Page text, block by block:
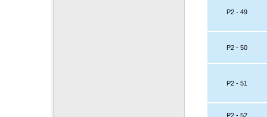
P2 - 49
P2 - 50
P2 - 51
P2 - 52